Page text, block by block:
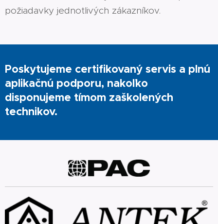
požiadavky jednotlivých zákazníkov.
Poskytujeme certifikovaný servis a plnú
aplikačnú podporu, nakoľko
disponujeme tímom zaškolených
technikov.